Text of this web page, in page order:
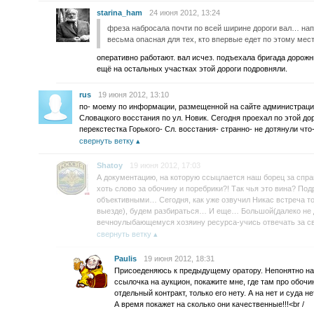
starina_ham
24 июня 2012, 13:24
фреза набросала почти по всей ширине дороги вал…
весьма опасная для тех, кто впервые едет по этому
оперативно работают. вал исчез. подъехала бригада
ещё на остальных участках этой дороги подровняли.
rus
19 июня 2012, 13:10
по- моему по информации, размещенной на сайте
Словацкого восстания по ул. Новик. Сегодня проехал по этой
перекстестка Горького- Сл. восстания- странно- не дотянули
свернуть ветку
Shatoy
19 июня 2012, 17:03
А документацию, на которую ссыцлается наш борец за
хоть слово за обочину и поребрики?! Так чья это вина?
объективными… Сегодня, как уже озвучил Никас встреча
выезде), будем разбираться… И еще… Большой(далеко не
вечноулыбающемуся хозяину ресурса-учись отвечать за
свернуть ветку
Paulis
19 июня 2012, 18:31
Присоеденяюсь к предыдущему оратору. Непонятно на
ссылочка на аукцион, покажите мне, где там про
отдельный контракт, только его нету. А на нет и суда
А время покажет на сколько они качественные!!!<br /